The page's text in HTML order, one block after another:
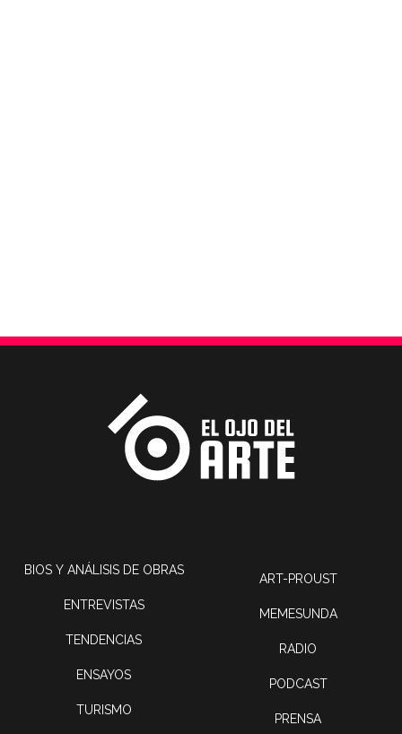
BIOS Y ANÁLISIS DE OBRAS
ENTREVISTAS
TENDENCIAS
ENSAYOS
TURISMO
ART-PROUST
MEMESUNDA
RADIO
PODCAST
PRENSA